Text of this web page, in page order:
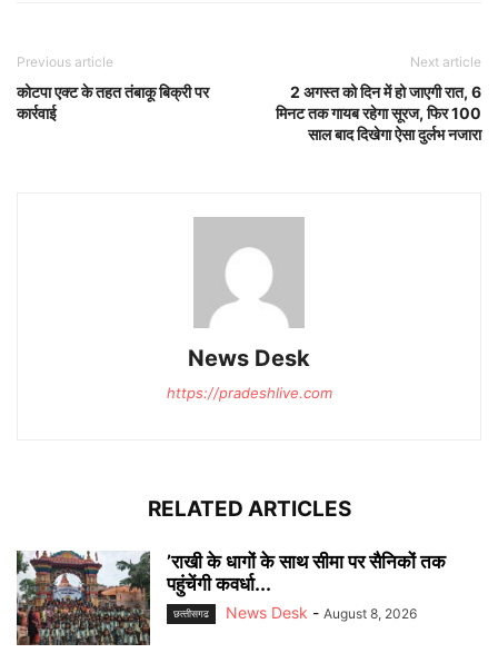
Previous article
कोटपा एक्ट के तहत तंबाकू बिक्री पर
कार्रवाई
Next article
2 अगस्त को दिन में हो जाएगी रात, 6
मिनट तक गायब रहेगा सूरज, फिर 100
साल बाद दिखेगा ऐसा दुर्लभ नजारा
News Desk
https://pradeshlive.com
RELATED ARTICLES
’राखी के धागों के साथ सीमा पर सैनिकों तक
पहुंचेंगी कवर्धा...
छत्‍तीसगढ News Desk - August 8, 2026